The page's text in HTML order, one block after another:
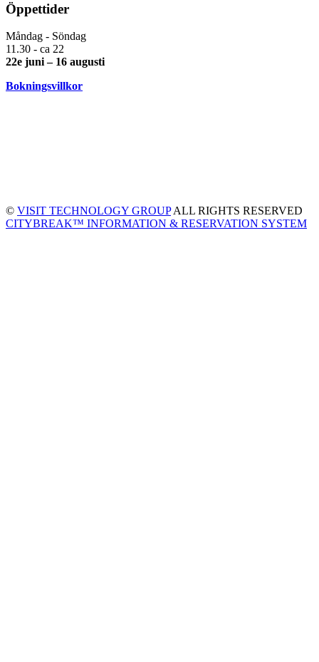
Öppettider
Måndag - Söndag
11.30 - ca 22
22e juni – 16 augusti
Bokningsvillkor
© VISIT TECHNOLOGY GROUPALL RIGHTS RESERVED
CITYBREAK™ INFORMATION & RESERVATION SYSTEM